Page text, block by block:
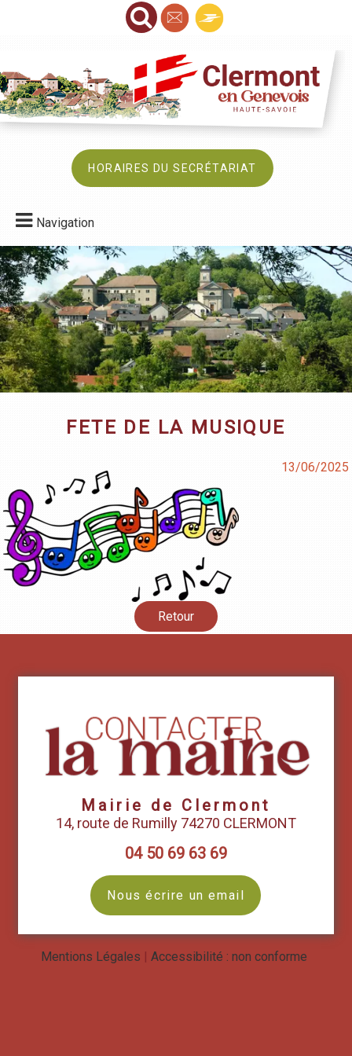
HORAIRES DU SECRÉTARIAT
Navigation
FETE DE LA MUSIQUE
13/06/2025
Retour
Mairie de Clermont
14, route de Rumilly 74270 CLERMONT
04 50 69 63 69
Nous écrire un email
Mentions Légales Accessibilité : non conforme